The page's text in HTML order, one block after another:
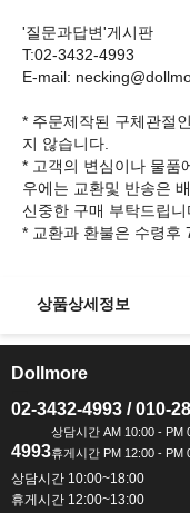
'질문과답변'게시판
T:02-3432-4993
E-mail:
* 주문제작된 구체관절
지 않습니다.
* 고객의 변심이나 물품
우에는 교환및 반송은
신중한 구매 부탁드립니
상품상세정보
Dollmore
02-3432-4993 / 010-
4993
상담시간 10:00~18:00
휴게시간 12:00~13:00